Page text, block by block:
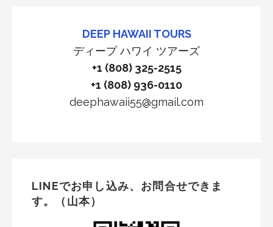
DEEP HAWAII TOURS
ディープ ハワイ ツアーズ
+1 (808) 325-2515
+1 (808) 936-0110
deephawaii55@gmail.com
LINEでお申し込み、お問合せできま
す。（山本）